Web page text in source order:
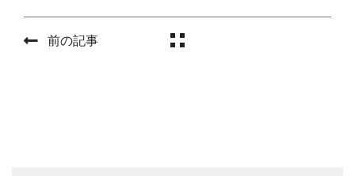
前の記事